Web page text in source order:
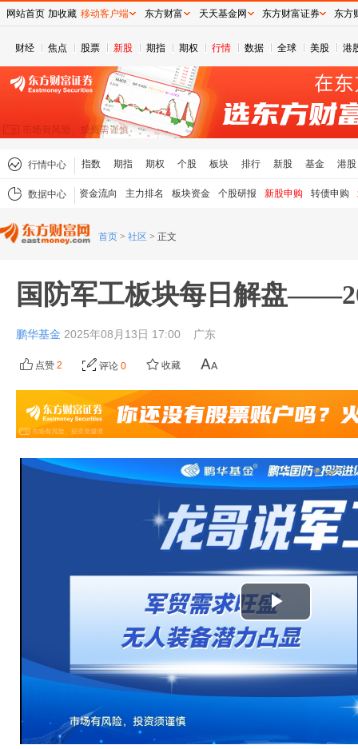
财经 焦点 股票 新股 期指 期权 行情 数据 全球 美股 港
行情中心 指数 期指 期权 个股 板块 排行 新股 基金 港股
数据中心 资金流向 主力排名 板块资金 个股研报 新股申购 转债申购
首页 > 社区 > 正文
国防军工板块每日解盘
鹏华基金 2025年08月13日 17:00 广东
点赞 2 评论 0 收藏
播
放
视
网站首页 加收藏 移动客户端 东方财富 天天基金网 东方财富证券 东方